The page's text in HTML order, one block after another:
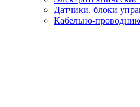
Датчики, блоки
Кабельно-